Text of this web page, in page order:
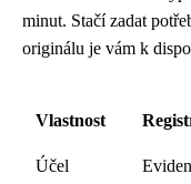
minut. Stačí zadat
originálu je vám k
Vlastnost
Účel